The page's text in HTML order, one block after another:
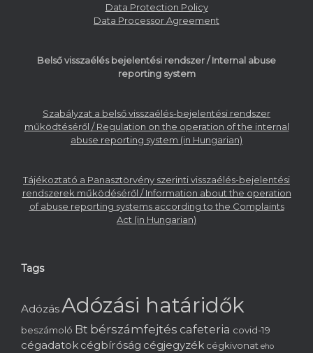
Data Protection Policy
Data Processor Agreement
Belső visszaélés bejelentési rendszer / Internal abuse
reporting system
Szabályzat a belső visszaélés-bejelentési rendszer
működtéséről / Regulation on the operation of the internal
abuse reporting system (in Hungarian)
Tájékoztató a Panasztörvény szerinti visszaélés-bejelentési
rendszerek működéséről / Information about the operation
of abuse reporting systems according to the Complaints
Act (in Hungarian)
Tags
AdózásAdózási határidők
beszámoló Bt bérszámfejtés cafeteria covid-19
cégadatok cégbíróság cégjegyzék cégkivonat eho